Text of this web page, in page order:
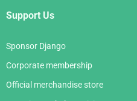
Support Us
Sponsor Django
Corporate membership
Official merchandise store